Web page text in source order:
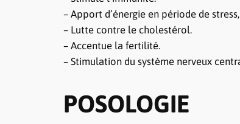
– Apport d’énergie en période de
– Lutte contre le cholestérol.
– Accentue la fertilité.
– Stimulation du système nerveux
POSOLOGIE